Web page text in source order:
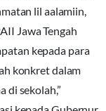
lil aalamiin,
Jawa Tengah
kepada para
konkret dalam
di sekolah,”